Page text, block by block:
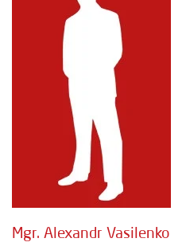
Mgr. Alexandr Vasilenko